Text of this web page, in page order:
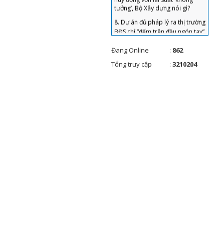
ngói
Gạch ngói trong vật liệu
xây dựng .Ngói là loại
vật liệu xây dựng
thường được sử dụng để lợp mái
theo cách thức chế tạo, phương
pháp sản xuất, nguyên liệu công
nghệ sản xuất hoặc phạm vi sử
dụng để có thể phân thành
8. Dự án đủ pháp lý ra thị trường
9. Nới room tín dụng, liệu xảy ra
10. Giá chung cư tăng cao, đất
nền èo uột: Nên đổ tiền đầu tư
vào đâu?
Đang Online : 862
Tổng truy cập
:3210204